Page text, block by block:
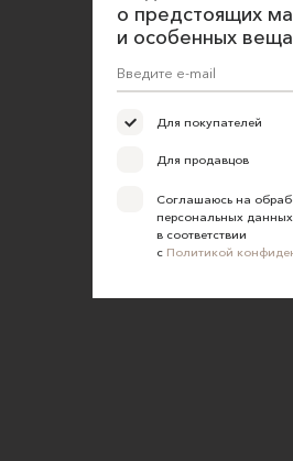
о предстоящих
и особенных
Для покупателей
Для продавцов
Соглашаюсь на
персональных данных
в соответствии
с Политикой